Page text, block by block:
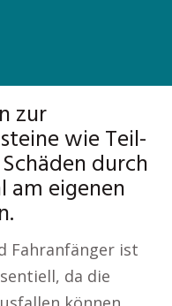
zur
wie Teil-
durch
am eigenen
Fahranfänger ist
da die